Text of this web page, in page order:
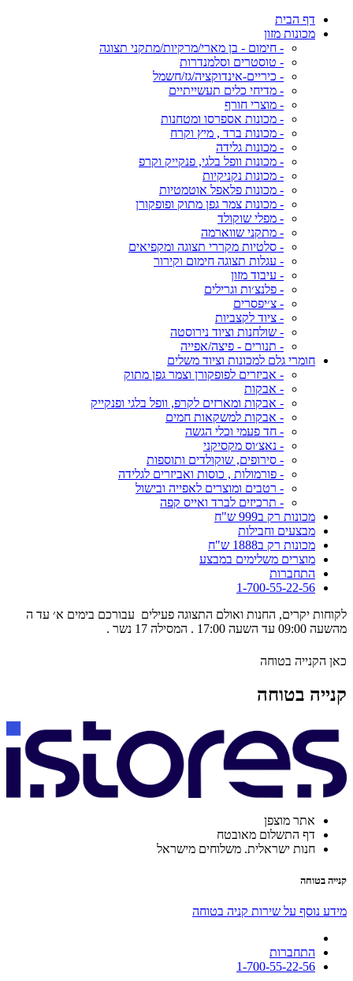
דף הבית
מכונות מזון
- חימום - בן מארי/מרקיות/מתקני תצוגה
- טוסטרים וסלמנדרות
- כיריים-אינדוקציה/גז/חשמל
- מדיחי כלים תעשייתיים
- מוצרי חורף
- מכונות אספרסו ומטחנות
- מכונות ברד , מיץ וקרח
- מכונות גלידה
- מכונות וופל בלגי, פנקייק וקרפ
- מכונות נקניקיות
- מכונות פלאפל אוטמטיות
- מכונות צמר גפן מתוק ופופקורן
- מפלי שוקולד
- מתקני שווארמה
- סלטיות מקררי תצוגה ומקפיאים
- עגלות תצוגה חימום וקירור
- עיבוד מזון
- פלנצ׳ות וגרילים
- צ׳יפסרים
- ציוד לקצביות
- שולחנות וציוד נירוסטה
- תנורים - פיצה/אפייה
חומרי גלם למכונות וציוד משלים
- אביזרים לפופקורן וצמר גפן מתוק
- אבקות
- אבקות ומארזים לקרפ, וופל בלגי ופנקייק
- אבקות למשקאות חמים
- חד פעמי וכלי הגשה
- נאצ׳וס מקסיקני
- סירופים, שוקולדים ותוספות
- פורמולות , כוסות ואביזרים לגלידה
- רטבים ומוצרים לאפייה ובישול
- תרכיזים לברד ואייס קפה
מכונות רק ב999 ש"ח
מבצעים וחבילות
מכונות רק ב1888 ש"ח
מוצרים משלימים במבצע
התחברות
1-700-55-22-56
לקוחות יקרים, החנות ואולם התצוגה פעילים עבורכם בימים א׳ עד ה
מהשעה 09:00 עד השעה 17:00 . המסילה 17 נשר .
כאן הקנייה בטוחה
קנייה בטוחה
אתר מוצפן
דף התשלום מאובטח
חנות ישראלית. משלוחים מישראל
קנייה בטוחה
מידע נוסף על שירות קניה בטוחה
התחברות
1-700-55-22-56